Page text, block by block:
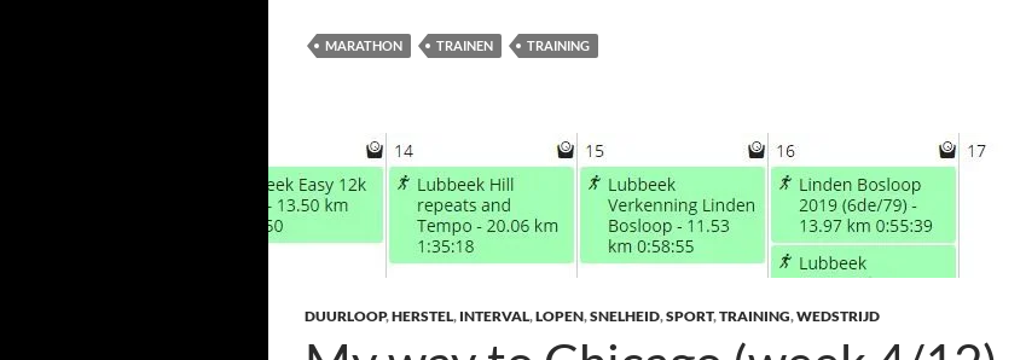
MARATHON TRAINEN TRAINING
DUURLOOP,HERSTEL, INTERVAL,LOPEN,SNELHEID,SPORT,TRAINING,WEDSTRIJD